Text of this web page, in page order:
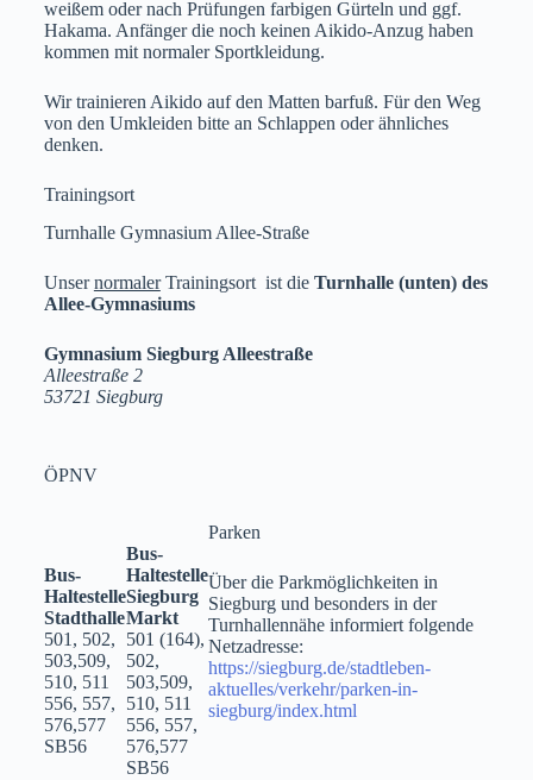
weißem oder nach Prüfungen farbigen Gürteln und ggf.
Hakama. Anfänger die noch keinen Aikido-Anzug haben
kommen mit normaler Sportkleidung.
Wir trainieren Aikido auf den Matten barfuß. Für den Weg
von den Umkleiden bitte an Schlappen oder ähnliches
denken.
Trainingsort
Turnhalle Gymnasium Allee-Straße
UnsernormalerTrainingsort ist die Turnhalle (unten) des
Allee-Gymnasiums
Gymnasium Siegburg Alleestraße
Alleestraße 2
53721 Siegburg
ÖPNV
Bus-
Haltestelle
Stadthalle
501, 502,
503,509,
510, 511
556, 557,
576,577
SB56
Bus-
Haltestelle
Siegburg
Markt
501 (164),
502,
503,509,
510, 511
556, 557,
576,577
SB56
Parken
Über die Parkmöglichkeiten in
Siegburg und besonders in der
Turnhallennähe informiert folgende
Netzadresse:
https://siegburg.de/stadtleben-
aktuelles/verkehr/parken-in-
siegburg/index.html